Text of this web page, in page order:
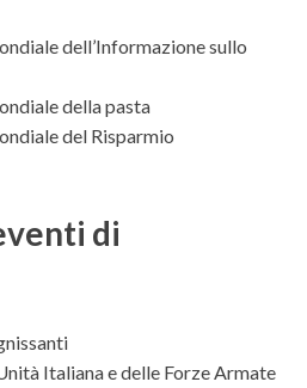
dell’Informazione sullo
della pasta
del Risparmio
di
Italiana e delle Forze Armate